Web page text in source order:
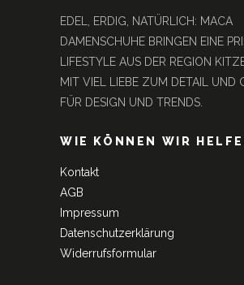
EDEL, ERDIG, NATÜRLICH: MACA
DAMENSCHUHE BRINGEN EINE
LIFESTYLE AUS DER REGION
MIT VIEL LIEBE ZUM DETAIL UND
FÜR DESIGN UND TRENDS.
WIE KÖNNEN WIR
Kontakt
AGB
Impressum
Datenschutzerklärung
Widerrufsformular